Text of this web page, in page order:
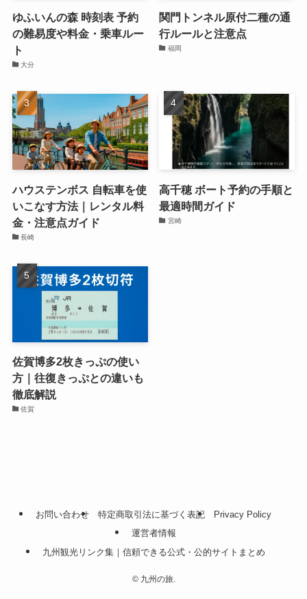
ゆふいんの森 時刻表 予約
の難易度や料金・乗車ルー
ト
大分
関門トンネル原付二種の通
行ルールと注意点
福岡
ハウステンボス 自転車を使
いこなす方法｜レンタル料
金・注意点ガイド
長崎
高千穂 ボート予約の手順と
最適時間ガイド
宮崎
佐賀博多2枚きっぷの使い
方｜往復きっぷとの違いも
徹底解説
佐賀
お問い合わせ 特定商取引法に基づく表記
Privacy Policy
運営者情報
九州観光リンク集｜信頼できる公式・公的サイトまとめ
©九州の旅.